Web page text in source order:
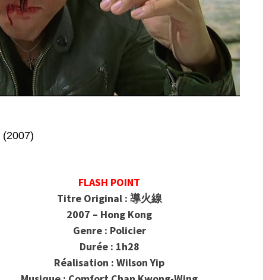
(2007)
FLASH POINT
Titre Original : 導火線
2007 – Hong Kong
Genre : Policier
Durée : 1h28
Réalisation : Wilson Yip